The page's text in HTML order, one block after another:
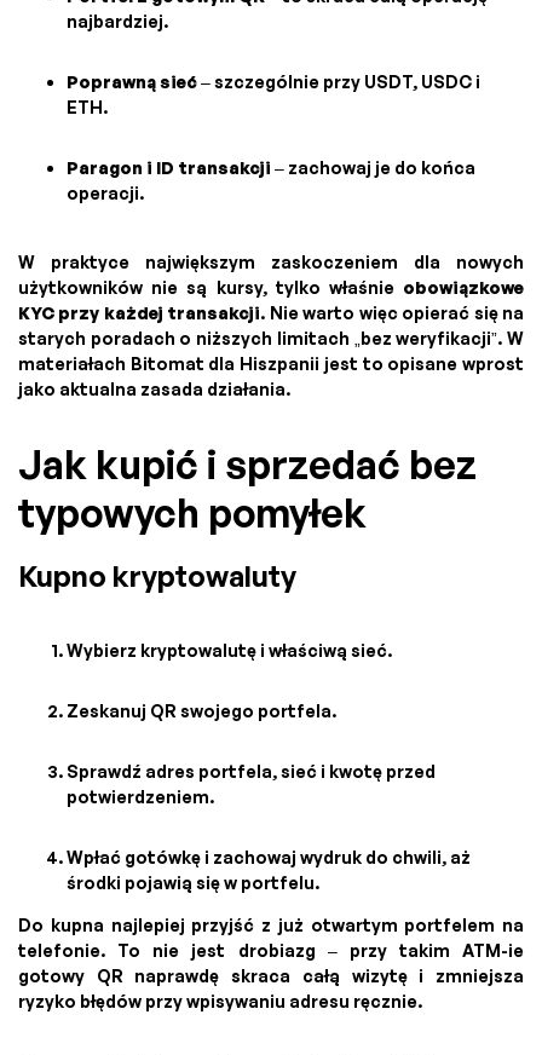
najbardziej.
Poprawną sieć– szczególnie przy USDT, USDC i
ETH.
Paragon i ID transakcji – zachowaj je do końca
operacji.
W praktyce największym zaskoczeniem dla nowych
użytkowników nie są kursy, tylko właśnie obowiązkowe
KYC przy każdej transakcji. Nie warto więc opierać się na
starych poradach o niższych limitach „bez weryfikacji”. W
materiałach Bitomat dla Hiszpanii jest to opisane wprost
jako aktualna zasada działania.
Jak kupić i sprzedać bez
typowych pomyłek
Kupno kryptowaluty
Wybierz kryptowalutę i właściwą sieć.
Zeskanuj QR swojego portfela.
Sprawdź adres portfela, sieć i kwotę przed
potwierdzeniem.
Wpłać gotówkę i zachowaj wydruk do chwili, aż
środki pojawią się w portfelu.
Do kupna najlepiej przyjść z już otwartym portfelem na
telefonie. To nie jest drobiazg – przy takim ATM-ie
gotowy QR naprawdę skraca całą wizytę i zmniejsza
ryzyko błędów przy wpisywaniu adresu ręcznie.